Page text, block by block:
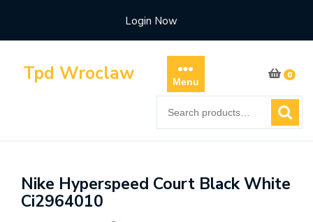
content
Login Now
Tpd Wroclaw Menu
0
for:
Nike Hyperspeed Court Black White
Ci2964010